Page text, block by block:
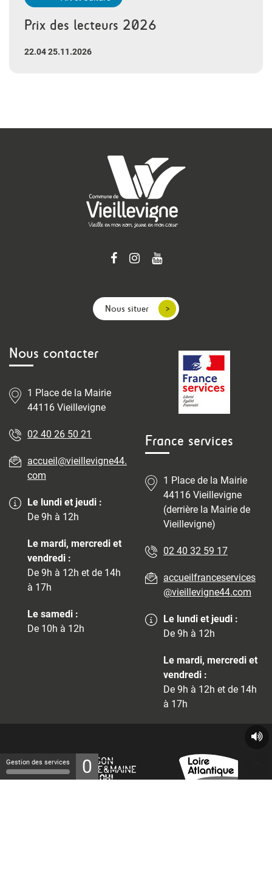
Prix des lecteurs 2026
22.04 25.11.2026
Nous situer
Nous contacter
1 Place de la Mairie
44116 Vieillevigne
02 40 26 50 21
accueil@vieillevigne44.
com
Le lundi et jeudi :
De 9h à 12h
Le mardi, mercredi et
vendredi :
De 9h à 12h et de 14h
à 17h
Le samedi :
De 10h à 12h
France services
1 Place de la Mairie
44116 Vieillevigne
(derrière la Mairie de
Vieillevigne)
02 40 32 59 17
accueilfranceservices
@vieillevigne44.com
Le lundi et jeudi :
De 9h à 12h
Le mardi, mercredi et
vendredi :
De 9h à 12h et de 14h
à 17h
Gestion des services 0